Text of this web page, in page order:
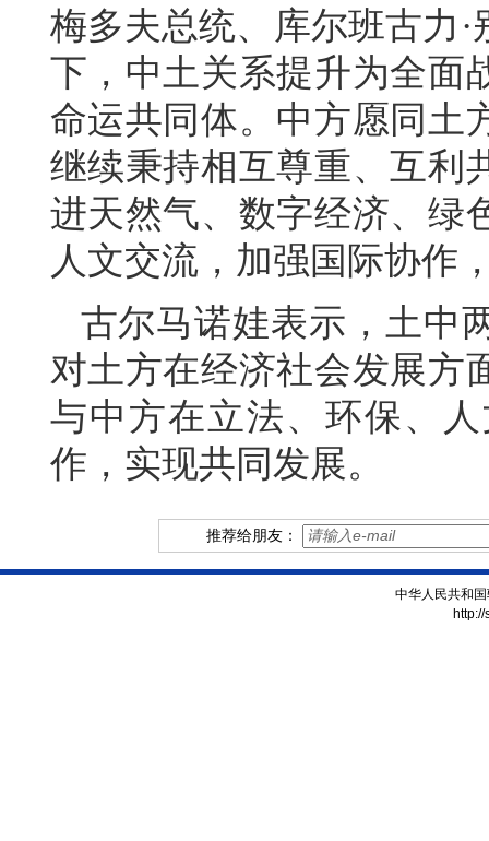
梅多夫总统、库尔班古力
下，中土关系提升为全面
命运共同体。中方愿同土
继续秉持相互尊重、互利
进天然气、数字经济、绿
人文交流，加强国际协作
古尔马诺娃表示，土中
对土方在经济社会发展方
与中方在立法、环保、
作，实现共同发展。
推荐给朋友：
中华人民共和